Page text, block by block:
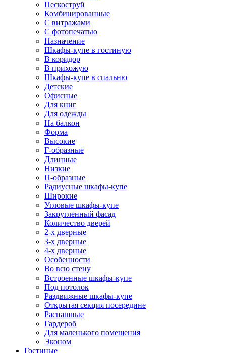
Пескоструй
Комбинированные
С витражами
С фотопечатью
Назначение
Шкафы-купе в гостиную
В коридор
В прихожую
Шкафы-купе в спальню
Детские
Офисные
Для книг
Для одежды
На балкон
Форма
Высокие
Г-образные
Длинные
Низкие
П-образные
Радиусные шкафы-купе
Широкие
Угловые шкафы-купе
Закругленный фасад
Количество дверей
2-х дверные
3-х дверные
4-х дверные
Особенности
Во всю стену
Встроенные шкафы-купе
Под потолок
Раздвижные шкафы-купе
Открытая секция посередине
Распашные
Гардероб
Для маленького помещения
Эконом
Гостиные